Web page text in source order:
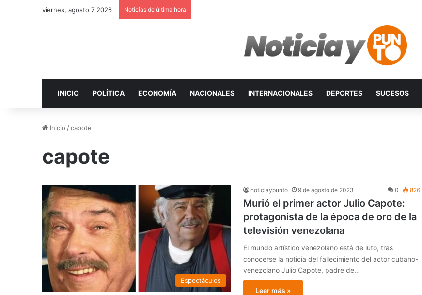
viernes, agosto 7 2026 Noticias de última hora
INICIO POLÍTICA ECONOMÍA NACIONALES INTERNACIONALES DEPORTES SUCESOS
Inicio /capote
capote
Espectáculos
noticiaypunto 9 de agosto de 2023 0 826
Murió el primer actor Julio Capote:
protagonista de la época de oro de la
televisión venezolana
El mundo artístico venezolano está de luto, tras
conocerse la noticia del fallecimiento del actor cubano-
venezolano Julio Capote, padre de…
Leer más »